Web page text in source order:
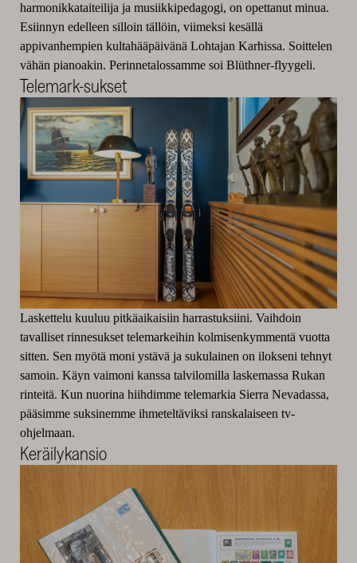
harmonikkataiteilija ja musiikkipedagogi, on opettanut minua.
Esiinnyn edelleen silloin tällöin, viimeksi kesällä
appivanhempien kultahääpäivänä Lohtajan Karhissa. Soittelen
vähän pianoakin. Perinnetalossamme soi Blüthner-flyygeli.
Telemark-sukset
Laskettelu kuuluu pitkäaikaisiin harrastuksiini. Vaihdoin
tavalliset rinnesukset telemarkeihin kolmisenkymmentä vuotta
sitten. Sen myötä moni ystävä ja sukulainen on ilokseni tehnyt
samoin. Käyn vaimoni kanssa talvilomilla laskemassa Rukan
rinteitä. Kun nuorina hiihdimme telemarkia Sierra Nevadassa,
pääsimme suksinemme ihmeteltäviksi ranskalaiseen tv-
ohjelmaan.
Keräilykansio